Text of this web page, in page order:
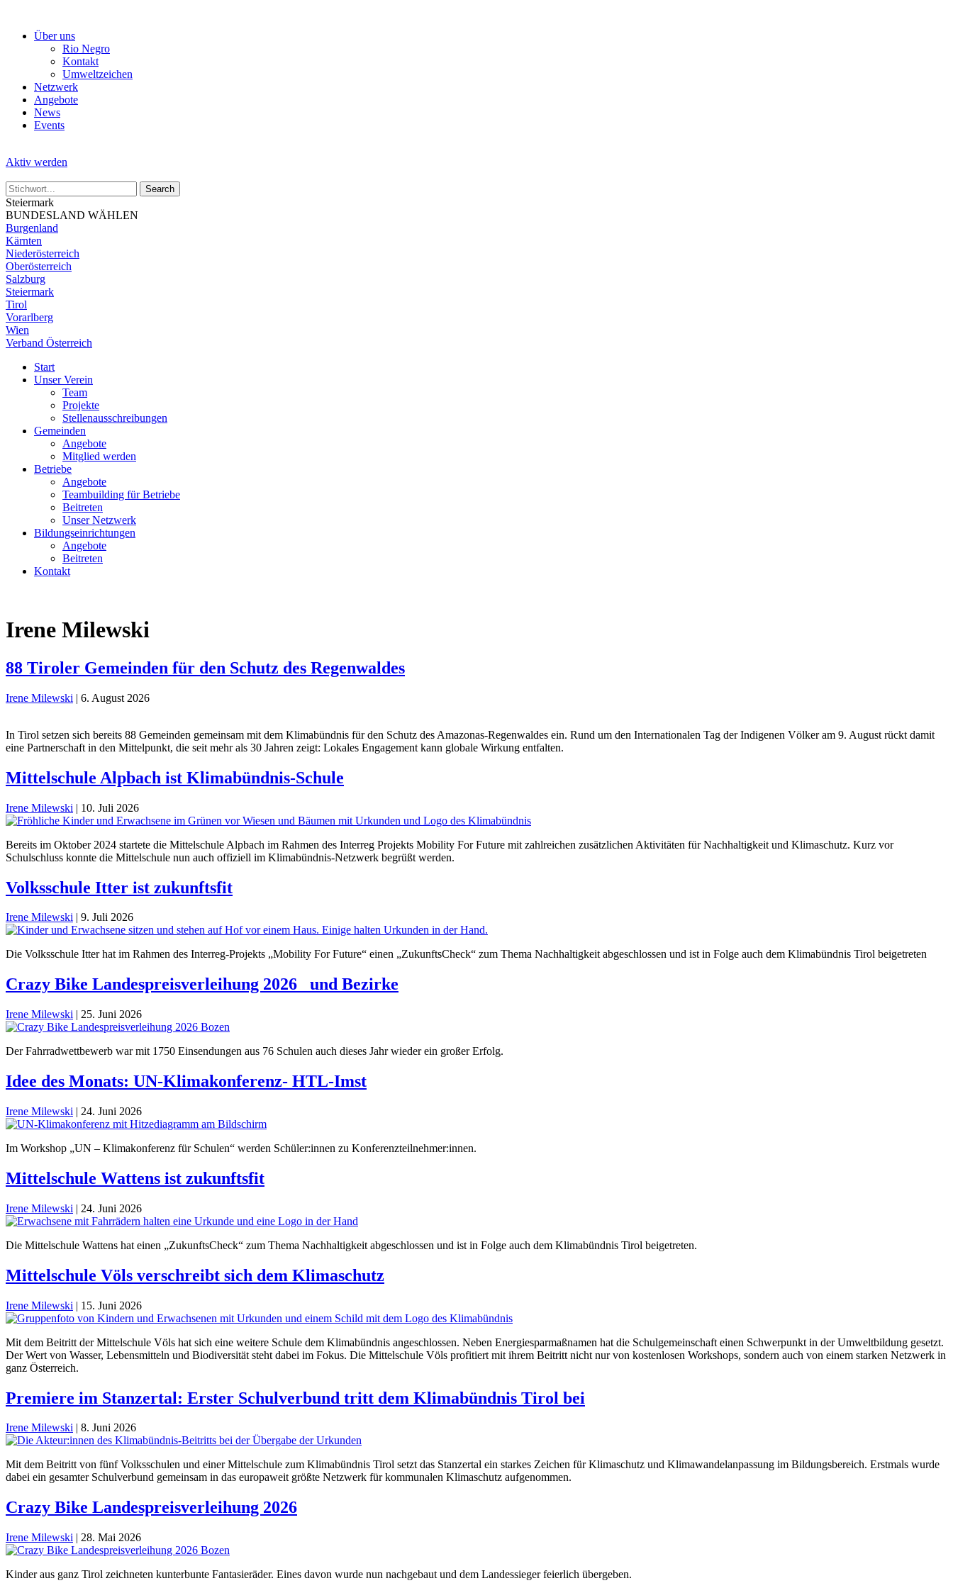
Über uns
Rio Negro
Kontakt
Umweltzeichen
Netzwerk
Angebote
News
Events
Aktiv werden
Steiermark
BUNDESLAND WÄHLEN
Burgenland
Kärnten
Niederösterreich
Oberösterreich
Salzburg
Steiermark
Tirol
Vorarlberg
Wien
Verband Österreich
Start
Unser Verein
Team
Projekte
Stellenausschreibungen
Gemeinden
Angebote
Mitglied werden
Betriebe
Angebote
Teambuilding für Betriebe
Beitreten
Unser Netzwerk
Bildungseinrichtungen
Angebote
Beitreten
Kontakt
Irene Milewski
88 Tiroler Gemeinden für den Schutz des Regenwaldes
Irene Milewski | 6. August 2026
In Tirol setzen sich bereits 88 Gemeinden gemeinsam mit dem Klimabündnis für den Schutz des Amazonas-Regenwaldes ein. Rund um den Internationalen Tag der Indigenen Völker am 9. August rückt damit
eine Partnerschaft in den Mittelpunkt, die seit mehr als 30 Jahren zeigt: Lokales Engagement kann globale Wirkung entfalten.
Mittelschule Alpbach ist Klimabündnis-Schule
Irene Milewski | 10. Juli 2026
Bereits im Oktober 2024 startete die Mittelschule Alpbach im Rahmen des Interreg Projekts Mobility For Future mit zahlreichen zusätzlichen Aktivitäten für Nachhaltigkeit und Klimaschutz. Kurz vor
Schulschluss konnte die Mittelschule nun auch offiziell im Klimabündnis-Netzwerk begrüßt werden.
Volksschule Itter ist zukunftsfit
Irene Milewski | 9. Juli 2026
Die Volksschule Itter hat im Rahmen des Interreg-Projekts „Mobility For Future“ einen „ZukunftsCheck“ zum Thema Nachhaltigkeit abgeschlossen und ist in Folge auch dem Klimabündnis Tirol beigetreten
Crazy Bike Landespreisverleihung 2026 _und Bezirke
Irene Milewski | 25. Juni 2026
Der Fahrradwettbewerb war mit 1750 Einsendungen aus 76 Schulen auch dieses Jahr wieder ein großer Erfolg.
Idee des Monats: UN-Klimakonferenz- HTL-Imst
Irene Milewski | 24. Juni 2026
Im Workshop „UN – Klimakonferenz für Schulen“ werden Schüler:innen zu Konferenzteilnehmer:innen.
Mittelschule Wattens ist zukunftsfit
Irene Milewski | 24. Juni 2026
Die Mittelschule Wattens hat einen „ZukunftsCheck“ zum Thema Nachhaltigkeit abgeschlossen und ist in Folge auch dem Klimabündnis Tirol beigetreten.
Mittelschule Völs verschreibt sich dem Klimaschutz
Irene Milewski | 15. Juni 2026
Mit dem Beitritt der Mittelschule Völs hat sich eine weitere Schule dem Klimabündnis angeschlossen. Neben Energiesparmaßnamen hat die Schulgemeinschaft einen Schwerpunkt in der Umweltbildung gesetzt.
Der Wert von Wasser, Lebensmitteln und Biodiversität steht dabei im Fokus. Die Mittelschule Völs profitiert mit ihrem Beitritt nicht nur von kostenlosen Workshops, sondern auch von einem starken Netzwerk in
ganz Österreich.
Premiere im Stanzertal: Erster Schulverbund tritt dem Klimabündnis Tirol bei
Irene Milewski 8. Juni 2026
Mit dem Beitritt von fünf Volksschulen und einer Mittelschule zum Klimabündnis Tirol setzt das Stanzertal ein starkes Zeichen für Klimaschutz und Klimawandelanpassung im Bildungsbereich. Erstmals wurde
dabei ein gesamter Schulverbund gemeinsam in das europaweit größte Netzwerk für kommunalen Klimaschutz aufgenommen.
Crazy Bike Landespreisverleihung 2026
Irene Milewski | 28. Mai 2026
Kinder aus ganz Tirol zeichneten kunterbunte Fantasieräder. Eines davon wurde nun nachgebaut und dem Landessieger feierlich übergeben.